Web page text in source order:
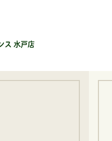
ス 水戸店